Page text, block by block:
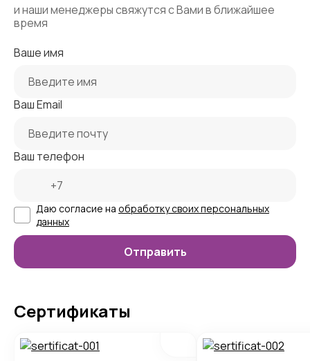
и наши менеджеры свяжутся с Вами в ближайшее
время
Ваше имя
Ваш Email
Ваш телефон
Даю согласие на обработку своих персональных
данных
Сертификаты